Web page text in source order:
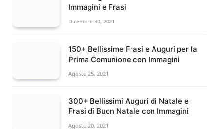
Immagini e Frasi
Dicembre 30, 2021
150+ Bellissime Frasi e Auguri per la
Prima Comunione con Immagini
Agosto 25, 2021
300+ Bellissimi Auguri di Natale e
Frasi di Buon Natale con Immagini
Agosto 20, 2021